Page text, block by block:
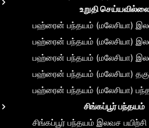
உறுதி செய்யவில்லை
பஹ்ரைன் பந்தயம் (மலேசியா)
பஹ்ரைன் பந்தயம் (மலேசியா)
பஹ்ரைன் பந்தயம் (மலேசியா)
பஹ்ரைன் பந்தயம் (மலேசியா)
பஹ்ரைன் பந்தயம் (மலேசியா)
சிங்கப்பூர் பந்தயம்
சிங்கப்பூர் பந்தயம் இலவச பயிற்சி